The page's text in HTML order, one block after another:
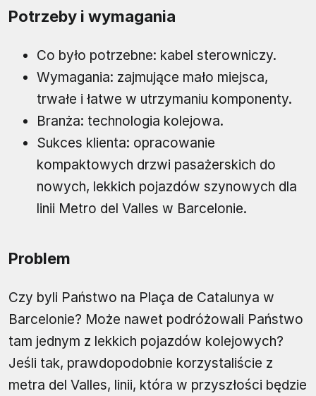
Potrzeby i wymagania
Co było potrzebne: kabel sterowniczy.
Wymagania: zajmujące mało miejsca,
trwałe i łatwe w utrzymaniu komponenty.
Branża: technologia kolejowa.
Sukces klienta: opracowanie
kompaktowych drzwi pasażerskich do
nowych, lekkich pojazdów szynowych dla
linii Metro del Valles w Barcelonie.
Problem
Czy byli Państwo na Plaça de Catalunya w
Barcelonie? Może nawet podróżowali Państwo
tam jednym z lekkich pojazdów kolejowych?
Jeśli tak, prawdopodobnie korzystaliście z
metra del Valles, linii, która w przyszłości będzie